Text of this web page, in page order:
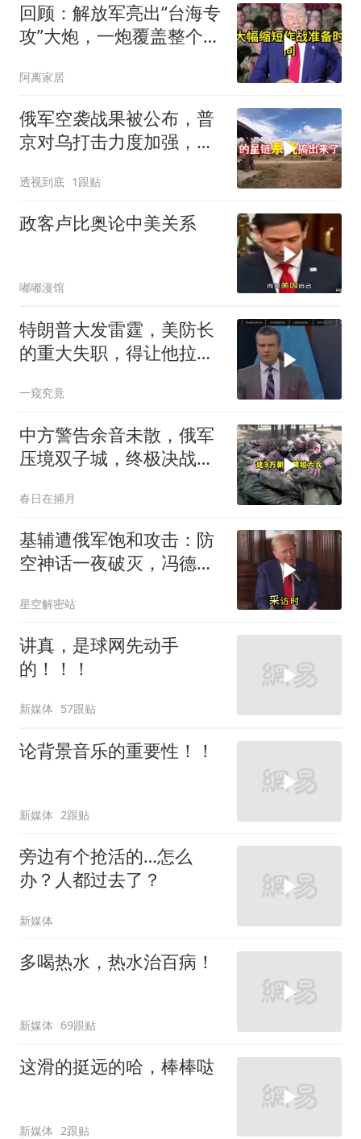
回顾：解放军亮出“台海专
攻”大炮，一炮覆盖整个海
阿离家居
俄军空袭战果被公布，普
京对乌打击力度加强，泽
透视到底 1跟贴
政客卢比奥论中美关系
嘟嘟漫馆
特朗普大发雷霆，美防长
的重大失职，得让他拉下
一窥究竟
中方警告余音未散，俄军
压境双子城，终极决战开
春日在捕月
基辅遭俄军饱和攻击：防
空神话一夜破灭，冯德莱
了急
星空解密站
讲真，是球网先动手
的！！！
新媒体 57跟贴
论背景音乐的重要性！！
新媒体 2跟贴
旁边有个抢活的…怎么
办？人都过去了？
新媒体
多喝热水，热水治百病！
新媒体 69跟贴
这滑的挺远的哈，棒棒哒
新媒体 2跟贴